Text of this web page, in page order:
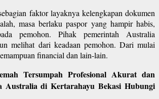
faktor layaknya kelengkapan dokumen
masa berlaku paspor yang hampir habis,
pemohon. Pihak pemerintah Australia
melihat dari keadaan pemohon. Dari mulai
financial dan lain-lain.
Tersumpah Profesional Akurat dan
Australia di Kertarahayu Bekasi Hubungi